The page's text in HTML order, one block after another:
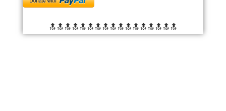
🔝🔝🔝🔝🔝🔝 🔝🔝🔝🔝🔝🔝 🔝🔝🔝🔝🔝